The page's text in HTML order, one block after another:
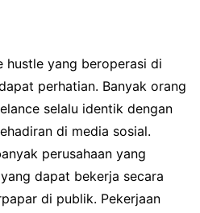
hustle yang beroperasi di
perhatian. Banyak orang
selalu identik dengan
di media sosial.
perusahaan yang
dapat bekerja secara
di publik. Pekerjaan